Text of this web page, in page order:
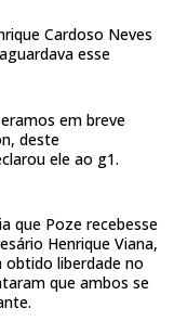
Cardoso Neves
esse
em breve
deste
ele ao g1.
que Poze recebesse
Henrique Viana,
obtido liberdade no
que ambos se